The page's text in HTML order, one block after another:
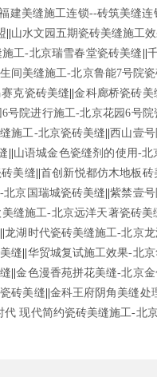
建美缝施工连锁--砖筑美缝连
山水文园五期瓷砖美缝施工
工-北京瑞雪春堂瓷砖美缝
间美缝施工-北京鲁能7号院
克瓷砖美缝 ||金科廊桥瓷砖
号院进行施工-北京花园6号院
施工-北京瓷砖美缝 西山壹
山语城金色瓷缝剂的使用-北
美缝 首创新悦都仿木地板
北京国瑞城瓷砖美缝 ||紫禁壹
缝施工-北京远洋天著瓷砖美
||龙湖时代瓷砖美缝施工-北京
缝 华贸城复试施工效果-北
||金色漫香苑拼花美缝-北京
砖美缝 金科王府阴角美缝处
代 现代简约瓷砖美缝施工-北